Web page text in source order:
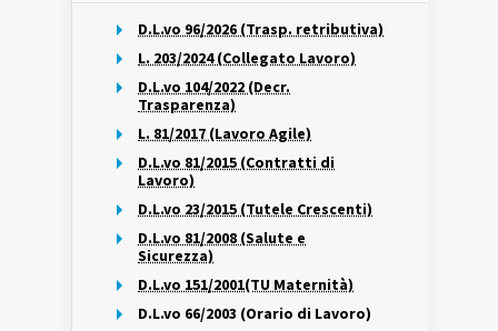
D.L.vo 96/2026 (Trasp. retributiva)
L. 203/2024 (Collegato Lavoro)
D.L.vo 104/2022 (Decr.
Trasparenza)
L. 81/2017 (Lavoro Agile)
D.L.vo 81/2015 (Contratti di
Lavoro)
D.L.vo 23/2015 (Tutele Crescenti)
D.L.vo 81/2008 (Salute e
Sicurezza)
D.L.vo 151/2001(TU Maternità)
D.L.vo 66/2003 (Orario di Lavoro)